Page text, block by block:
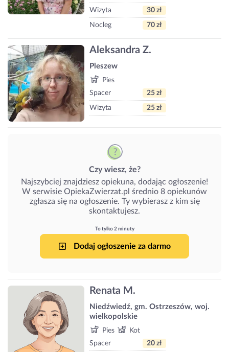
Wizyta 30 zł
Nocleg 70 zł
Aleksandra Z.
Pleszew
Pies
Spacer
25 zł
Wizyta 25 zł
Czy wiesz, że?
Najszybciej znajdziesz opiekuna, dodając ogłoszenie!
W serwisie OpiekaZwierzat.pl średnio 8 opiekunów
zgłasza się na ogłoszenie. Ty wybierasz z kim się
skontaktujesz.
To tylko 2 minuty
Dodaj ogłoszenie za darmo
Renata M.
Niedźwiedź, gm. Ostrzeszów, woj.
wielkopolskie
Pies
Kot
Spacer
20 zł